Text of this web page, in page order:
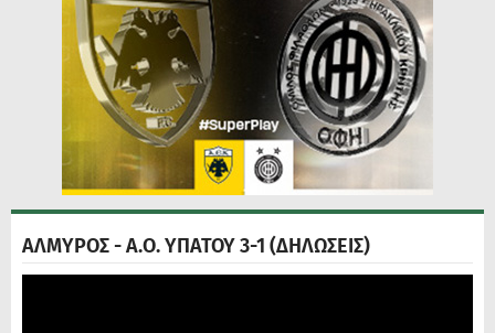
ΑΛΜΥΡΟΣ - Α.Ο. ΥΠΑΤΟΥ 3-1 (ΔΗΛΩΣΕΙΣ)